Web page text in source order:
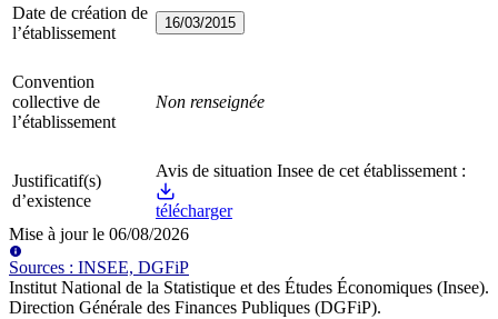
Date de création de
l’établissement
16/03/2015
Convention
collective de
l’établissement
Non renseignée
Justificatif(s)
d’existence
Avis de situation Insee de cet établissement :
télécharger
Mise à jour le 06/08/2026
Sources : INSEE, DGFiP
Institut National de la Statistique et des Études Économiques (Insee).
Direction Générale des Finances Publiques (DGFiP).